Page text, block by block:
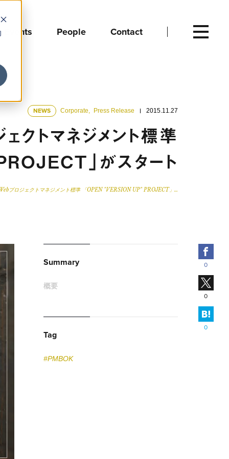
Events People Contact
NEWS Corporate, Press Release 2015.11.27
クトマネジメント標準
」がスタート
プロジェクトマネジメント標準 「OPEN "VERSION UP" PROJECT」…
Summary
概要
Tag
#PMBOK
0
0
0